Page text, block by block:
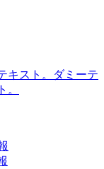
キスト。ダミーテ
。